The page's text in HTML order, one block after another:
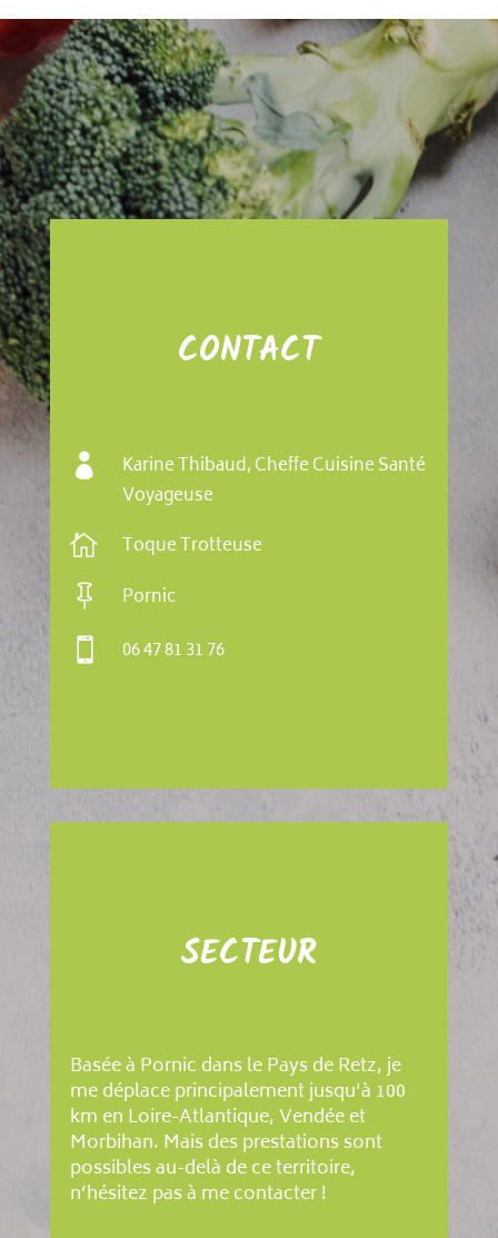
CONTACT

Karine Thibaud, Cheffe Cuisine Santé
Voyageuse
 Toque Trotteuse
 Pornic
 06 47 81 31 76
SECTEUR
Basée à Pornic dans le Pays de Retz, je
me déplace principalement jusqu'à 100
km en Loire-Atlantique, Vendée et
Morbihan. Mais des prestations sont
possibles au-delà de ce territoire,
n’hésitez pas à me contacter !